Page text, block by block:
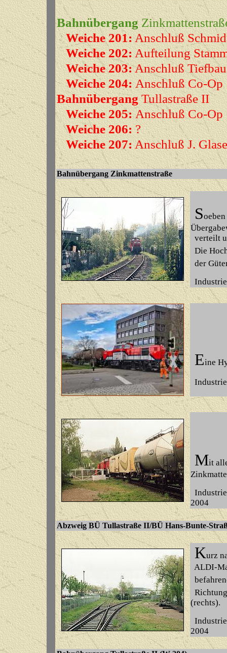
Bahnübergang
Weiche 201:Anschluß
Weiche 202:Aufteilung
Weiche 203:Anschluß
Weiche 204:Anschluß Co-
BahnübergangTullastraße II
Weiche 205:Anschluß Co-Op
Weiche 206:?
Weiche 207:Anschluß J.
Bahnübergang
So
verteilt
Die
der
Eine
Mit
2004
Abzweig BÜ Tullastraße II/BÜ Hans-Bunte-
Kurz
ALDI-
(rechts).
2004